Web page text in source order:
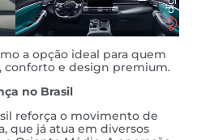
a opção ideal para quem
conforto e design premium.
no Brasil
reforça o movimento de
que já atua em diversos